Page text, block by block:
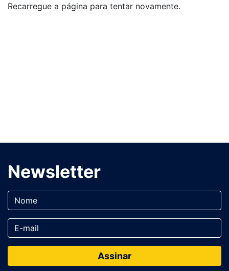
Recarregue a página para tentar novamente.
Newsletter